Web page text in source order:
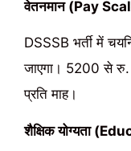
वेतनमान (Pay
DSSSB भर्ती में
जाएगा। 5200 से
प्रति माह।
शैक्षिक योग्यता